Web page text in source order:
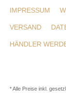
IMPRESSUM
VERSAND
HÄNDLER
* Alle Preise inkl.